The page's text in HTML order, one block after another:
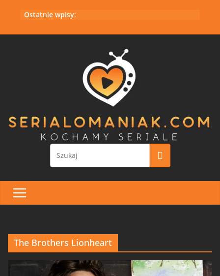
Ostatnie wpisy:
The Brothers Lionheart